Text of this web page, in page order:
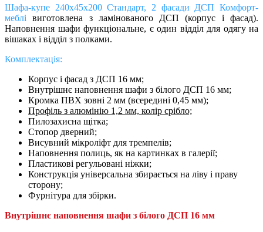
Шафа-купе 240х45х200 Стандарт, 2 фасади ДСП Комфорт-
меблі виготовлена з ламінованого ДСП (корпус і фасад).
Наповнення шафи функціональне, є один відділ для одягу на
вішаках і відділ з полками.
Комплектація:
Корпус і фасад з ДСП 16 мм;
Внутрішнє наповнення шафи з білого ДСП 16 мм;
Кромка ПВХ зовні 2 мм (всередині 0,45 мм);
Профіль з алюмінію 1,2 мм, колір срібло;
Пилозахисна щітка;
Cтопор дверний;
Висувний мікроліфт для тремпелів;
Наповнення полиць, як на картинках в галерії;
Пластикові регульовані ніжки;
Конструкція універсальна збирається на ліву і праву
сторону;
Фурнітура для збірки.
Внутрішнє наповнення шафи з білого ДСП 16 мм